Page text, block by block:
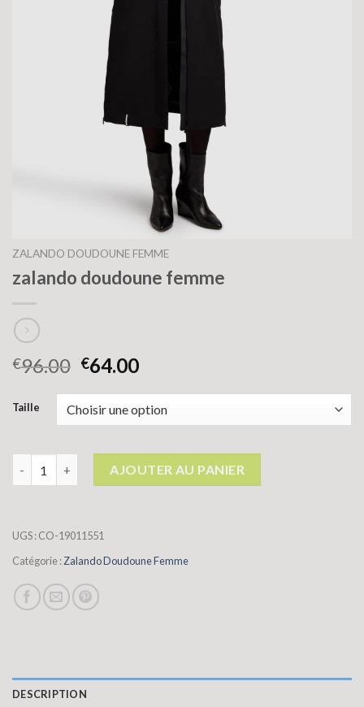
ZALANDO DOUDOUNE FEMME
zalando doudoune femme
€96.00 €64.00
Taille
AJOUTER AU PANIER
UGS :CO-19011551
Catégorie :Zalando Doudoune Femme
DESCRIPTION